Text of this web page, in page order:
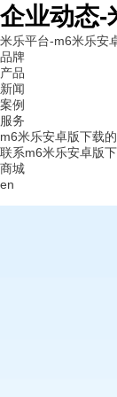
企业动态-
米乐平台-m6米乐安
品牌
产品
新闻
案例
服务
m6米乐安卓版下载
联系m6米乐安卓版
商城
en